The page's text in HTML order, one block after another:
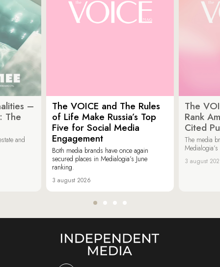
–
The
and
The VOICE and The Rules
of Life Make Russia’s Top
Five for Social Media
Engagement
Both media brands have once again
secured places in Medialogia’s June
ranking.
3 august 2026
The
Rank
Cited
The media
3 august